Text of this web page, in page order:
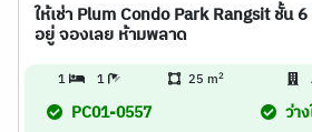
ให้เช่า Plum Condo Park Rangsit ชั้น
อยู่ จองเลย ห้ามพลาด
1 1 25 m2
PC01-0557 ว่า